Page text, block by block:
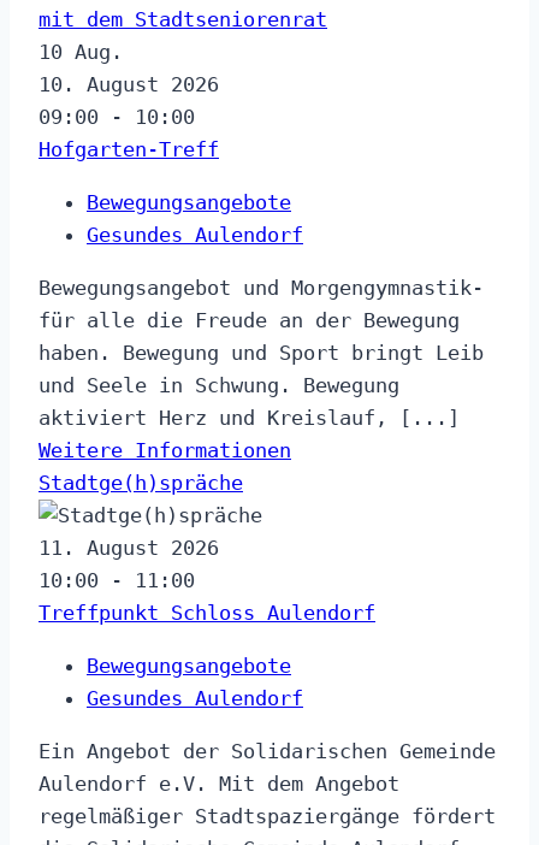
mit dem Stadtseniorenrat
10 Aug.
10. August 2026
09:00 - 10:00
Hofgarten-Treff
Bewegungsangebote
Gesundes Aulendorf
Bewegungsangebot und Morgengymnastik-
für alle die Freude an der Bewegung
haben. Bewegung und Sport bringt Leib
und Seele in Schwung. Bewegung
aktiviert Herz und Kreislauf, [...]
Weitere Informationen
Stadtge(h)spräche
11. August 2026
10:00 - 11:00
Treffpunkt Schloss Aulendorf
Bewegungsangebote
Gesundes Aulendorf
Ein Angebot der Solidarischen Gemeinde
Aulendorf e.V. Mit dem Angebot
regelmäßiger Stadtspaziergänge fördert